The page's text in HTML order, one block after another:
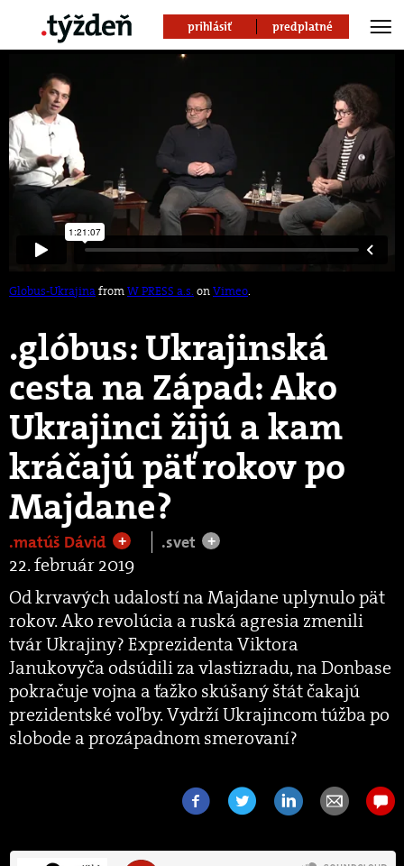
prihlásiť predplatné
Globus-UkrajinafromW PRESS a.s. onVimeo.
.glóbus: Ukrajinská
cesta na Západ: Ako
Ukrajinci žijú a kam
kráčajú päť rokov po
Majdane?
.matúš Dávid + .svet +
22. február 2019
Od krvavých udalostí na Majdane uplynulo pät
rokov. Ako revolúcia a ruská agresia zmenili
tvár Ukrajiny? Exprezidenta Viktora
Janukovyča odsúdili za vlastizradu, na Donbase
pokračuje vojna a ťažko skúšaný štát čakajú
prezidentské voľby. Vydrží Ukrajincom túžba po
slobode a prozápadnom smerovaní?